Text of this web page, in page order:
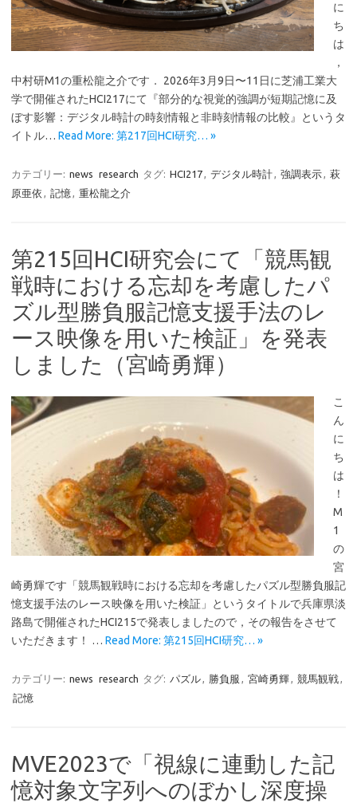
に
ち
は
，
中村研M1の重松龍之介です． 2026年3月9日〜11日に芝浦工業大
学で開催されたHCI217にて『部分的な視覚的強調が短期記憶に及
ぼす影響：デジタル時計の時刻情報と非時刻情報の比較』というタ
イトル… Read More: 第217回HCI研究… »
カテゴリー: news research タグ: HCI217, デジタル時計, 強調表示, 萩
原亜依 , 記憶, 重松龍之介
第215回HCI研究会にて「競馬観
戦時における忘却を考慮したパ
ズル型勝負服記憶支援手法のレ
ース映像を用いた検証」を発表
しました（宮崎勇輝）
こ
ん
に
ち
は
！
M
1
の
宮
崎勇輝です「競馬観戦時における忘却を考慮したパズル型勝負服記
憶支援手法のレース映像を用いた検証」というタイトルで兵庫県淡
路島で開催されたHCI215で発表しましたので，その報告をさせて
いただきます！ … Read More: 第215回HCI研究… »
カテゴリー: news research タグ: パズル, 勝負服 , 宮崎勇輝, 競馬観戦,
記憶
MVE2023で「視線に連動した記
憶対象文字列へのぼかし深度操